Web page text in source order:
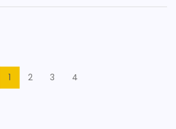
1 2 3 4